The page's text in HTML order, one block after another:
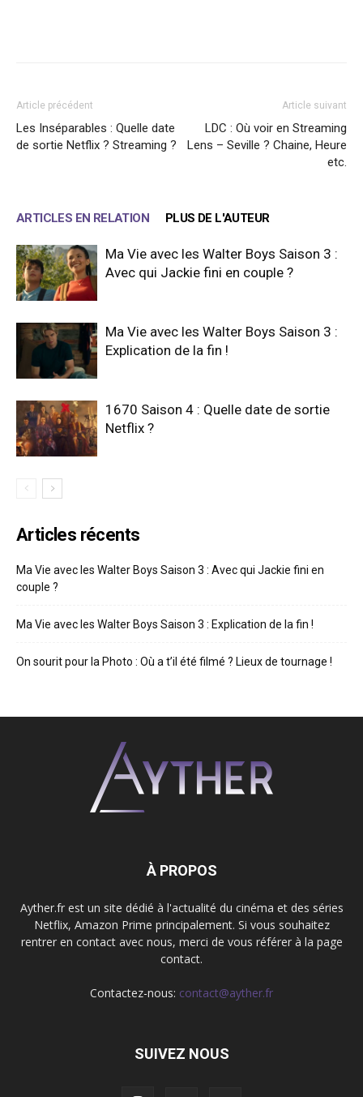
Article précédent
Les Inséparables : Quelle date
de sortie Netflix ? Streaming ?
Article suivant
LDC : Où voir en Streaming
Lens – Seville ? Chaine, Heure
etc.
ARTICLES EN RELATION PLUS DE L'AUTEUR
Ma Vie avec les Walter Boys Saison 3 :
Avec qui Jackie fini en couple ?
Ma Vie avec les Walter Boys Saison 3 :
Explication de la fin !
1670 Saison 4 : Quelle date de sortie
Netflix ?
Articles récents
Ma Vie avec les Walter Boys Saison 3 : Avec qui Jackie fini en
couple ?
Ma Vie avec les Walter Boys Saison 3 : Explication de la fin !
On sourit pour la Photo : Où a t’il été filmé ? Lieux de tournage !
À PROPOS
Ayther.fr est un site dédié à l'actualité du cinéma et des séries
Netflix, Amazon Prime principalement. Si vous souhaitez
rentrer en contact avec nous, merci de vous référer à la page
contact.
Contactez-nous: contact@ayther.fr
SUIVEZ NOUS